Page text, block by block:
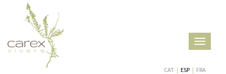
Toggle
CAT | ESP | FRA